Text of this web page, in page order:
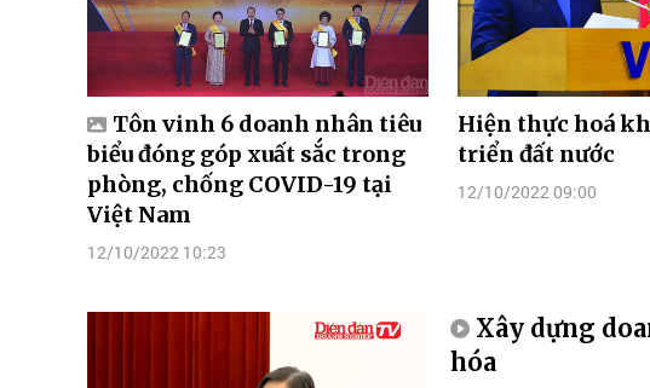
Tôn vinh 6 doanh nhân tiêu
biểu đóng góp xuất sắc trong
phòng, chống COVID-19 tại
Việt Nam
12/10/2022 10:23
Hiện thực hoá
triển đất nước
12/10/2022 09:00
Xây dựng
hóa